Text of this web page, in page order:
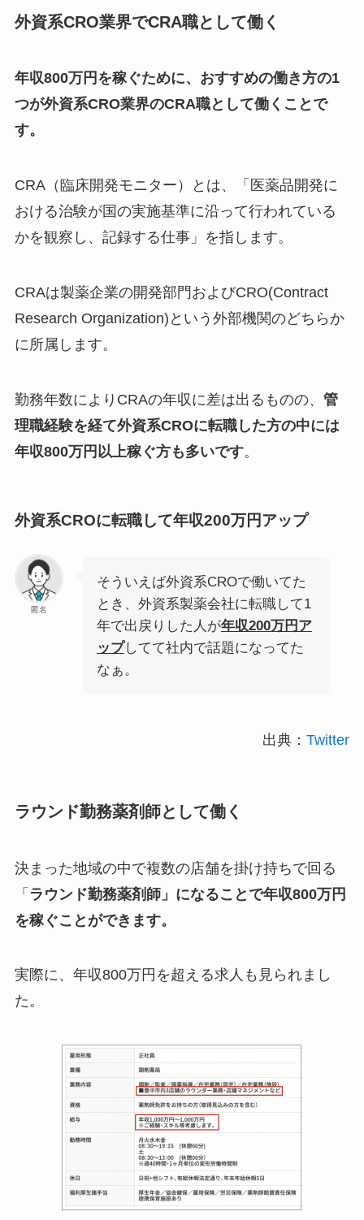
外資系CRO業界でCRA職として働く
年収800万円を稼ぐために、おすすめの働き方の1
つが外資系CRO業界のCRA職として働くことで
す。
CRA（臨床開発モニター）とは、「医薬品開発に
おける治験が国の実施基準に沿って行われている
かを観察し、記録する仕事」を指します。
CRAは製薬企業の開発部門およびCRO(Contract
Research Organization)という外部機関のどちらか
に所属します。
勤務年数によりCRAの年収に差は出るものの、 管
理職経験を経て外資系CROに転職した方の中には
年収800万円以上稼ぐ方も多いです。
外資系CROに転職して年収200万円アップ
匿名
そういえば外資系CROで働いてた
とき、外資系製薬会社に転職して1
年で出戻りした人が年収200万円ア
ップしてて社内で話題になってた
なぁ。
出典：Twitter
ラウンド勤務薬剤師として働く
決まった地域の中で複数の店舗を掛け持ちで回る
「 ラウンド勤務薬剤師」になることで年収800万円
を稼ぐことができます。
実際に、年収800万円を超える求人も見られまし
た。